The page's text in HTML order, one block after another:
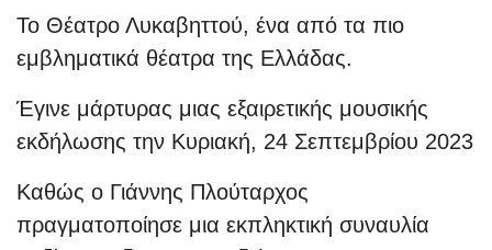
Το Θέατρο Λυκαβηττού, ένα από τα πιο
εμβληματικά θέατρα της Ελλάδας.
Έγινε μάρτυρας μιας εξαιρετικής μουσικής
εκδήλωσης την Κυριακή, 24 Σεπτεμβρίου 2023
Καθώς ο Γιάννης Πλούταρχος
πραγματοποίησε μια εκπληκτική συναυλία